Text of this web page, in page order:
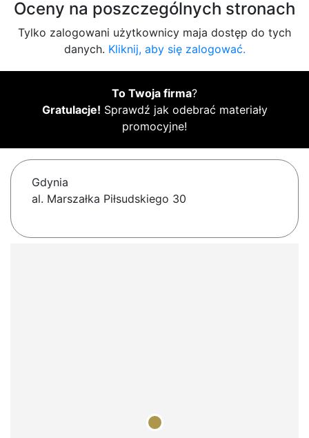
Oceny na poszczególnych stronach
Tylko zalogowani użytkownicy maja dostęp do tych
danych. Kliknij, aby się zalogować.
To Twoja firma?
Gratulacje! Sprawdź jak odebrać materiały
promocyjne!
Gdynia
al. Marszałka Piłsudskiego 30